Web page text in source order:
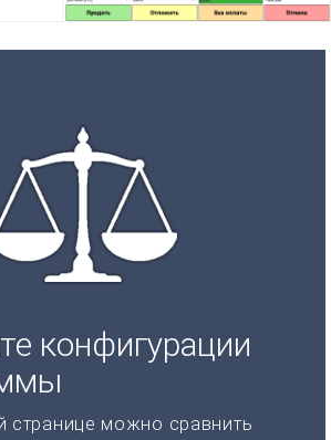
конфигурации
странице можно сравнить